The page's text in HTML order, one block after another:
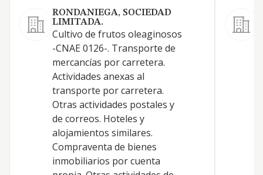
RONDANIEGA, SOCIEDAD
LIMITADA.
Cultivo de frutos oleaginosos
-CNAE 0126-. Transporte de
mercancías por carretera.
Actividades anexas al
transporte por carretera.
Otras actividades postales y
de correos. Hoteles y
alojamientos similares.
Compraventa de bienes
inmobiliarios por cuenta